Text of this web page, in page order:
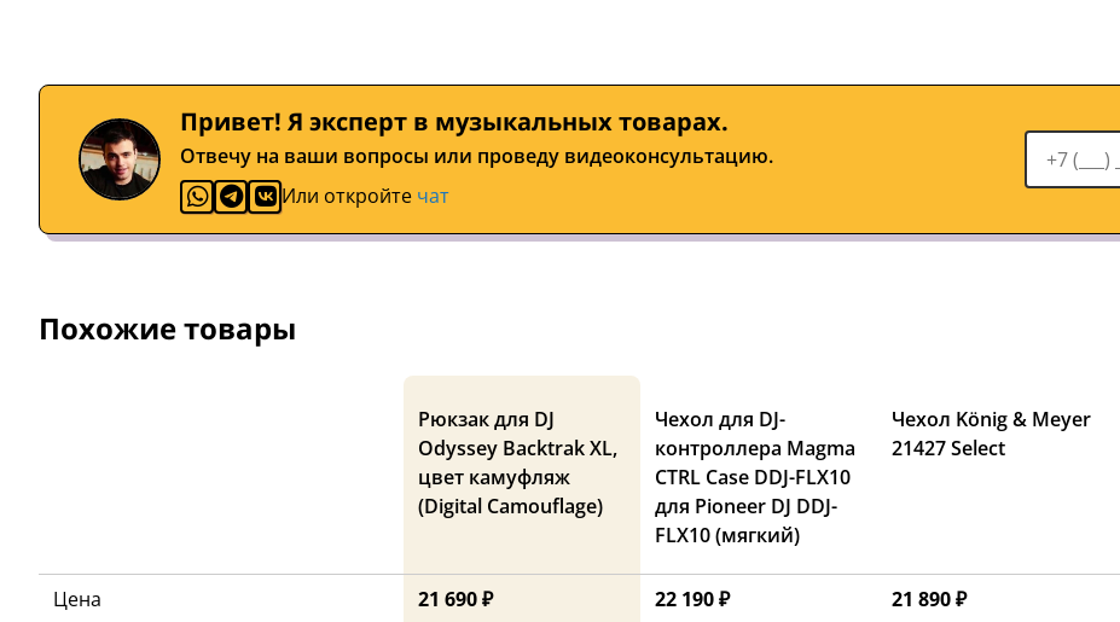
Привет! Я эксперт в музыкальных товарах.
Отвечу на ваши вопросы или проведу видеоконсультацию.
Или откройте чат
Похожие товары
Рюкзак для DJ
Odyssey Backtrak XL,
цвет камуфляж
(Digital Camouflage)
Чехол для DJ-
контроллера Magma
CTRL Case DDJ-FLX10
для Pioneer DJ DDJ-
FLX10 (мягкий)
Чехол König & Meyer
21427 Select
Цена 21 690 ₽ 22 190 ₽ 21 890 ₽